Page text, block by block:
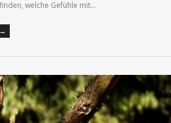
welche Gefühle mit…